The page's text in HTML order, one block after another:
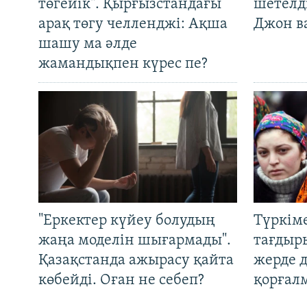
төгейік". Қырғызстандағы
арақ төгу челленджі: Ақша
шашу ма әлде
жамандықпен күрес пе?
Джон
"Еркектер күйеу болудың
жаңа моделін шығармады".
Қазақстанда ажырасу қайта
көбейді. Оған не себеп?
жерде